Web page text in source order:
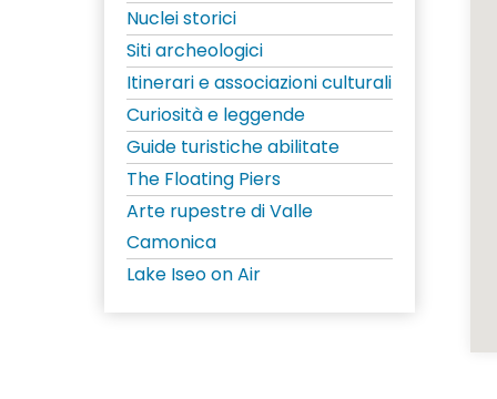
Nuclei storici
Siti archeologici
Itinerari e associazioni culturali
Curiosità e leggende
Guide turistiche abilitate
The Floating Piers
Arte rupestre di Valle
Camonica
Lake Iseo on Air